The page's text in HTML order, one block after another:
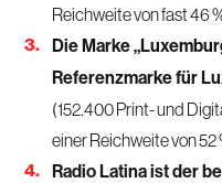
Reichweite von fast 46
Die Marke
Referenzmarke für
(152.400 Print- und
einer Reichweite von 52
Radio Latina ist der